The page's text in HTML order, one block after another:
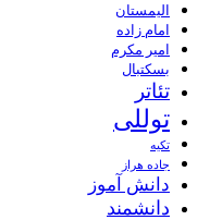
الیمستان
امام زاده
امیر مکرم
بسکتبال
تئاتر
توللی
تکیه
جاده هراز
دانش آموز
دانشمند